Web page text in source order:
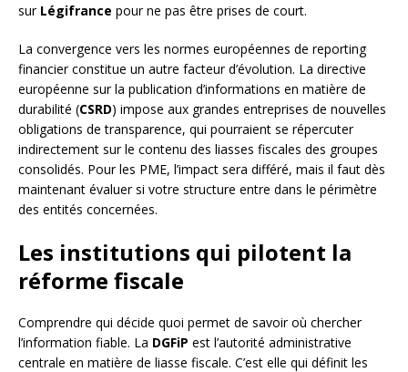
sur Légifrance pour ne pas être prises de court.
La convergence vers les normes européennes de reporting
financier constitue un autre facteur d’évolution. La directive
européenne sur la publication d’informations en matière de
durabilité (CSRD) impose aux grandes entreprises de nouvelles
obligations de transparence, qui pourraient se répercuter
indirectement sur le contenu des liasses fiscales des groupes
consolidés. Pour les PME, l’impact sera différé, mais il faut dès
maintenant évaluer si votre structure entre dans le périmètre
des entités concernées.
Les institutions qui pilotent la
réforme fiscale
Comprendre qui décide quoi permet de savoir où chercher
l’information fiable. La DGFiP est l’autorité administrative
centrale en matière de liasse fiscale. C’est elle qui définit les